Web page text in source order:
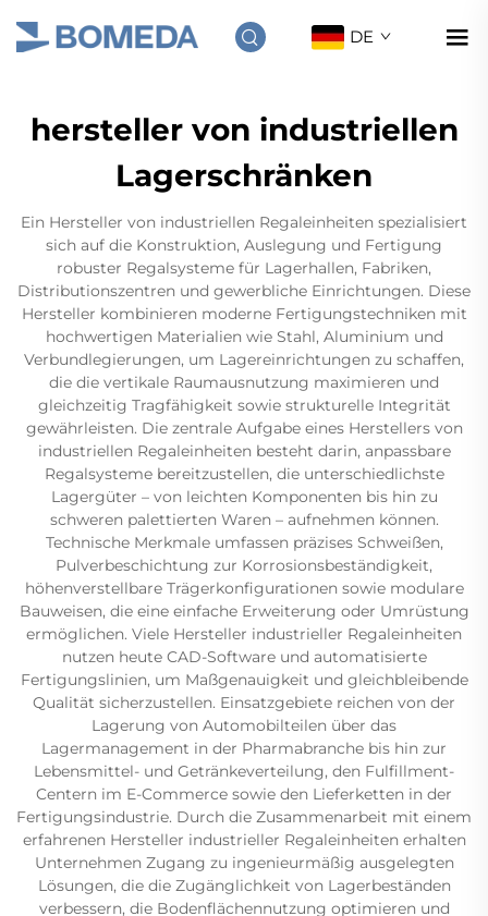
DE
hersteller von industriellen
Lagerschränken
Ein Hersteller von industriellen Regaleinheiten spezialisiert
sich auf die Konstruktion, Auslegung und Fertigung
robuster Regalsysteme für Lagerhallen, Fabriken,
Distributionszentren und gewerbliche Einrichtungen. Diese
Hersteller kombinieren moderne Fertigungstechniken mit
hochwertigen Materialien wie Stahl, Aluminium und
Verbundlegierungen, um Lagereinrichtungen zu schaffen,
die die vertikale Raumausnutzung maximieren und
gleichzeitig Tragfähigkeit sowie strukturelle Integrität
gewährleisten. Die zentrale Aufgabe eines Herstellers von
industriellen Regaleinheiten besteht darin, anpassbare
Regalsysteme bereitzustellen, die unterschiedlichste
Lagergüter – von leichten Komponenten bis hin zu
schweren palettierten Waren – aufnehmen können.
Technische Merkmale umfassen präzises Schweißen,
Pulverbeschichtung zur Korrosionsbeständigkeit,
höhenverstellbare Trägerkonfigurationen sowie modulare
Bauweisen, die eine einfache Erweiterung oder Umrüstung
ermöglichen. Viele Hersteller industrieller Regaleinheiten
nutzen heute CAD-Software und automatisierte
Fertigungslinien, um Maßgenauigkeit und gleichbleibende
Qualität sicherzustellen. Einsatzgebiete reichen von der
Lagerung von Automobilteilen über das
Lagermanagement in der Pharmabranche bis hin zur
Lebensmittel- und Getränkeverteilung, den Fulfillment-
Centern im E-Commerce sowie den Lieferketten in der
Fertigungsindustrie. Durch die Zusammenarbeit mit einem
erfahrenen Hersteller industrieller Regaleinheiten erhalten
Unternehmen Zugang zu ingenieurmäßig ausgelegten
Lösungen, die die Zugänglichkeit von Lagerbeständen
verbessern, die Bodenflächennutzung optimieren und